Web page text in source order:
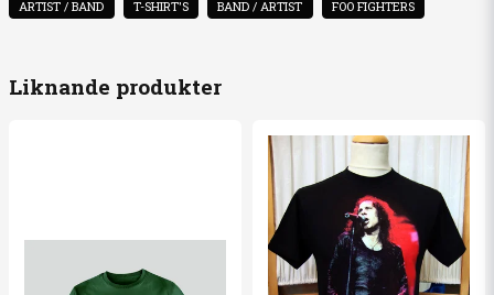
name
Namn
Ja, ni får publicera min fråga
Liknande produkter
ARTIST / BAND T-SHIRT'S BAND / ARTIST FOO FIGHTERS